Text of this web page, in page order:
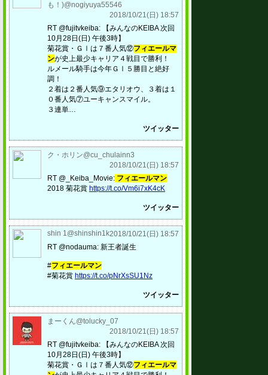
も！)@nogiyuya55546
2018/10/21(日) 18:57
RT @fujitvkeiba: 【みんなのKEIBA 次回
10月28日(日) 午後3時】
菊花賞・ＧⅠは７番人気⑫フィエールマ
ンが史上最少キャリア４戦目で勝利！
ルメール騎手は今年ＧⅠ５勝目と絶好
調！
２着は２番人気⑨エタリオウ、３着は１
０番人気⑦ユーキャンスマイル。
３連単…
ツイッター
ク・ホリン@cu_chulainn3
2018/10/21(日) 18:57
RT @_Keiba_Movie: フィエールマン
2018 菊花賞 https://t.co/Vm6i7xK4cK
ツイッター
shin 1@shinshin1k2018/10/21(日) 18:57
RT @nodauma: 新王者誕生
#フィエールマン
#菊花賞 https://t.co/pNrXsSU1Nz
ツイッター
まーくん@tolucky_07
2018/10/21(日) 18:57
RT @fujitvkeiba: 【みんなのKEIBA 次回
10月28日(日) 午後3時】
菊花賞・ＧⅠは７番人気⑫フィエールマ